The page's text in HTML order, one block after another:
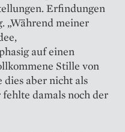
Erfindungen
„Während meiner
auf einen
Stille von
dies aber nicht als
damals noch der